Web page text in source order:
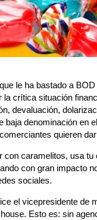
le ha bastado a
crítica situación
devaluación,
baja denominación en
quieren
con caramelitos, usa
con gran impacto
sociales.
el vicepresidente de
Esto es: sin